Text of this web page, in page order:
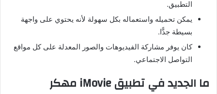
التطبيق.
يمكن تحميله واستعماله بكل سهولة لأنه يحتوي على واجهة
بسيطة جدًّا.
كان يوفر مشاركة الفيديوهات والصور المعدلة على كل مواقع
التواصل الاجتماعي.
ما الجديد في تطبيق iMovie مهكر